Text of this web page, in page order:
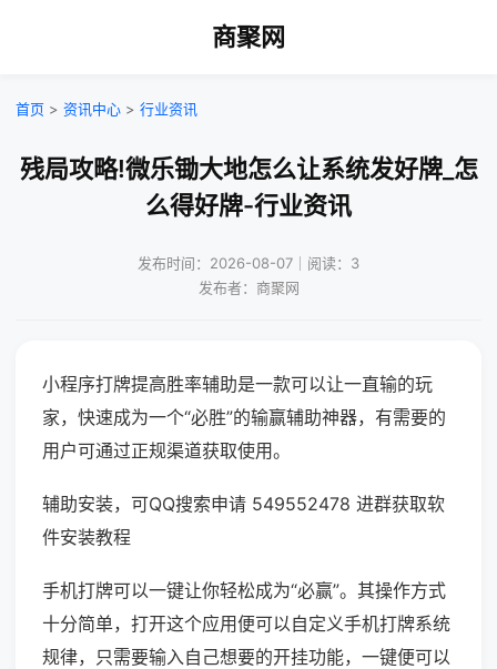
商聚网
首页 > 资讯中心 > 行业资讯
残局攻略!微乐锄大地怎么让系统发好牌_怎
么得好牌-行业资讯
发布时间：2026-08-07｜阅读：3
发布者：商聚网
小程序打牌提高胜率辅助是一款可以让一直输的玩
家，快速成为一个“必胜”的输赢辅助神器，有需要的
用户可通过正规渠道获取使用。
辅助安装，可QQ搜索申请 549552478 进群获取软
件安装教程
手机打牌可以一键让你轻松成为“必赢”。其操作方式
十分简单，打开这个应用便可以自定义手机打牌系统
规律，只需要输入自己想要的开挂功能，一键便可以